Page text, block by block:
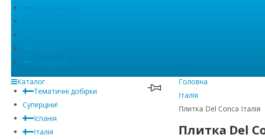
Головна
Італія
Плитка Del Conca Італія
Плитка Del
Каталог
Тематичні добірки
Суперціни!
Іспанія
Італія